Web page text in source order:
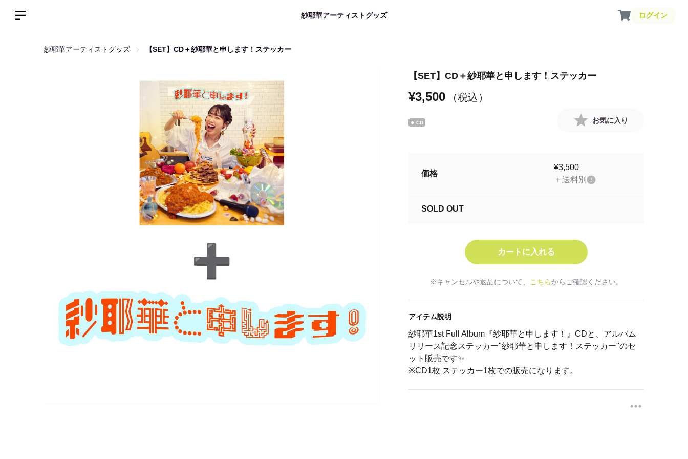
紗耶華アーティストグッズ ログイン
紗耶華アーティストグッズ 【SET】CD＋紗耶華と申します！ステッカー
【SET】CD＋紗耶華と申します！ステッカー
¥3,500 （税込）
CD お気に入り
価格
¥3,500
＋送料別
SOLD OUT
※キャンセルや返品について、 こちらからご確認ください。
アイテム説明
紗耶華1st Full Album『紗耶華と申します！』CDと、アルバム
リリース記念ステッカー"紗耶華と申します！ステッカー"のセ
ット販売です✨
※CD1枚 ステッカー1枚での販売になります。